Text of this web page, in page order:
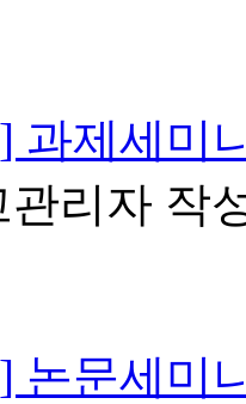
과제세미
관리자 작
논문세미